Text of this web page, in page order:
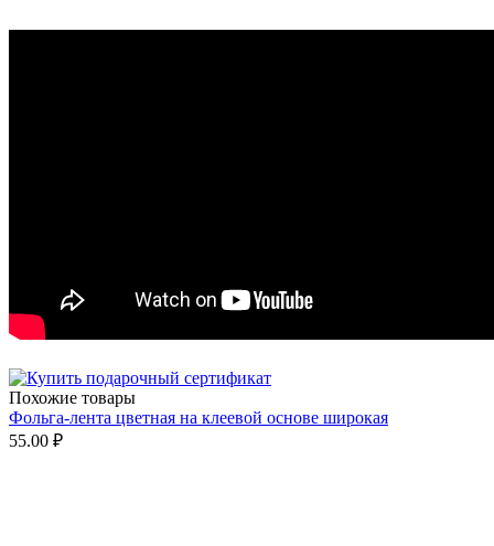
Похожие товары
Фольга-лента цветная на клеевой основе широкая
55.00 ₽